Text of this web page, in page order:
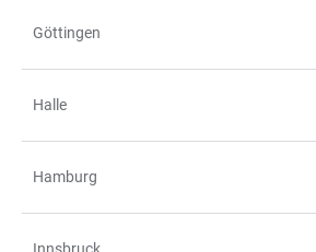
Göttingen
Halle
Hamburg